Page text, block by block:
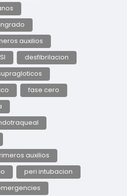
auxilios
desfibrilacion
fase cero
auxilios
peri intubacion